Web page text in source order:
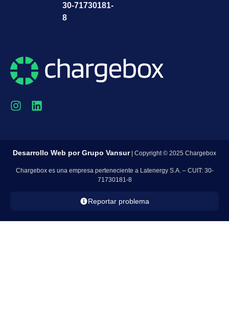
30-71730181-
8
Desarrollo Web porGrupo Vansur| Copyright © 2025 Chargebox
Chargebox es una empresa perteneciente a Latenergy S.A. – CUIT: 30-
71730181-8
Reportar problema